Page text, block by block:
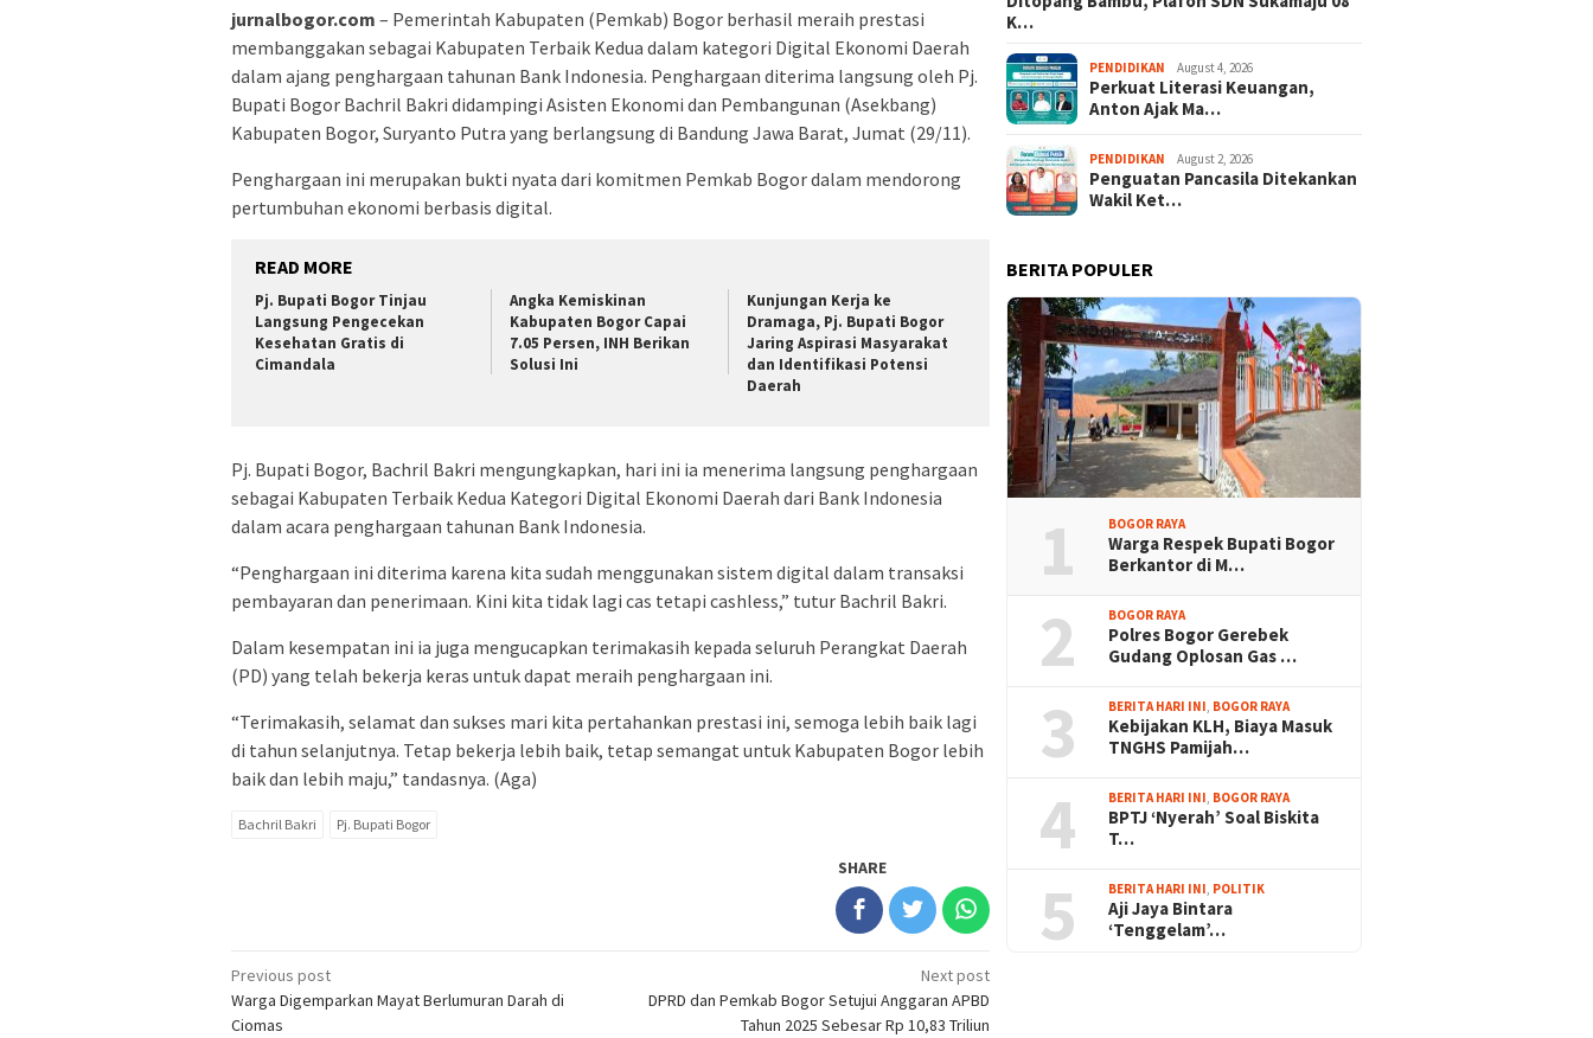
jurnalbogor.com – Pemerintah Kabupaten (Pemkab) Bogor berhasil meraih prestasi
membanggakan sebagai Kabupaten Terbaik Kedua dalam kategori Digital Ekonomi Daerah
dalam ajang penghargaan tahunan Bank Indonesia. Penghargaan diterima langsung oleh Pj.
Bupati Bogor Bachril Bakri didampingi Asisten Ekonomi dan Pembangunan (Asekbang)
Kabupaten Bogor, Suryanto Putra yang berlangsung di Bandung Jawa Barat, Jumat (29/11).
Penghargaan ini merupakan bukti nyata dari komitmen Pemkab Bogor dalam mendorong
pertumbuhan ekonomi berbasis digital.
READ MORE
Pj. Bupati Bogor Tinjau
Langsung Pengecekan
Kesehatan Gratis di
Cimandala
Angka Kemiskinan
Kabupaten Bogor Capai
7.05 Persen, INH Berikan
Solusi Ini
Kunjungan Kerja ke
Dramaga, Pj. Bupati Bogor
Jaring Aspirasi Masyarakat
dan Identifikasi Potensi
Daerah
Pj. Bupati Bogor, Bachril Bakri mengungkapkan, hari ini ia menerima langsung penghargaan
sebagai Kabupaten Terbaik Kedua Kategori Digital Ekonomi Daerah dari Bank Indonesia
dalam acara penghargaan tahunan Bank Indonesia.
“Penghargaan ini diterima karena kita sudah menggunakan sistem digital dalam transaksi
pembayaran dan penerimaan. Kini kita tidak lagi cas tetapi cashless,” tutur Bachril Bakri.
Dalam kesempatan ini ia juga mengucapkan terimakasih kepada seluruh Perangkat Daerah
(PD) yang telah bekerja keras untuk dapat meraih penghargaan ini.
“Terimakasih, selamat dan sukses mari kita pertahankan prestasi ini, semoga lebih baik lagi
di tahun selanjutnya. Tetap bekerja lebih baik, tetap semangat untuk Kabupaten Bogor lebih
baik dan lebih maju,” tandasnya. (Aga)
Bachril Bakri Pj. Bupati Bogor
SHARE
Post
navigation
Previous post
Warga Digemparkan Mayat Berlumuran Darah di
Ciomas
Next post
DPRD dan Pemkab Bogor Setujui Anggaran APBD
Tahun 2025 Sebesar Rp 10,83 Triliun
K…
PENDIDIKAN August 4, 2026
Perkuat Literasi Keuangan,
Anton Ajak Ma…
PENDIDIKAN August 2, 2026
Penguatan Pancasila Ditekankan
Wakil Ket…
BERITA POPULER
1 BOGOR RAYA
Warga Respek Bupati Bogor
Berkantor di M…
2 BOGOR RAYA
Polres Bogor Gerebek
Gudang Oplosan Gas …
3 BERITA HARI INI, BOGOR RAYA
Kebijakan KLH, Biaya Masuk
TNGHS Pamijah…
4 BERITA HARI INI, BOGOR RAYA
BPTJ ‘Nyerah’ Soal Biskita
T…
5 BERITA HARI INI, POLITIK
Aji Jaya Bintara
‘Tenggelam’…